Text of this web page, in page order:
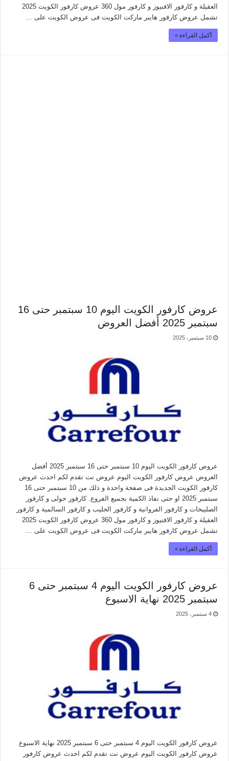
العقيلة و كارفور الافنيوز و كارفور مول 360 عروض كارفور الكويت 2025
تشمل عروض كارفور هايبر ماركت الكويت فى عروض الكويت على …
أكمل القراءة »
عروض كارفور الكويت اليوم 10 سبتمبر حتى 16
سبتمبر 2025 أفضل العروض
10 سبتمبر، 2025
عروض كارفور الكويت اليوم 10 سبتمبر حتى 16 سبتمبر 2025 أفضل
العروض عروض كارفور الكويت اليوم عروض نت تقدم لكم احدث عروض
كارفور الكويت الجديدة فى صفحة واحدة و ذلك من 10 سبتمبر حتى 16
سبتمبر 2025 او حتى نفاذ الكمية بجميع الفروع. كارفور حولى و كارفور
الصليبخات و كارفور الفروانية و كارفور الجليب و كارفور السالمية و كارفور
العقيلة و كارفور الافنيوز و كارفور مول 360 عروض كارفور الكويت 2025
تشمل عروض كارفور هايبر ماركت الكويت فى عروض الكويت على …
أكمل القراءة »
عروض كارفور الكويت اليوم 4 سبتمبر حتى 6
سبتمبر 2025 نهاية الاسبوع
4 سبتمبر، 2025
عروض كارفور الكويت اليوم 4 سبتمبر حتى 6 سبتمبر 2025 نهاية الاسبوع
عروض كارفور الكويت اليوم عروض نت تقدم لكم احدث عروض كارفور